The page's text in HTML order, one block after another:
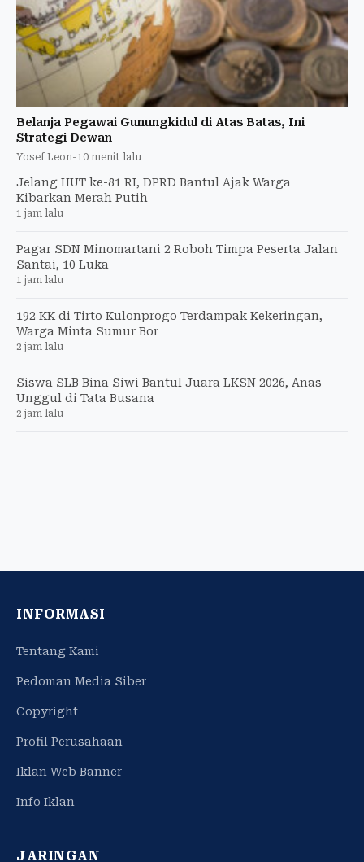
Belanja Pegawai Gunungkidul di Atas Batas, Ini
Strategi Dewan
Yosef Leon-10 menit lalu
Jelang HUT ke-81 RI, DPRD Bantul Ajak Warga
Kibarkan Merah Putih
1 jam lalu
Pagar SDN Minomartani 2 Roboh Timpa Peserta Jalan
Santai, 10 Luka
1 jam lalu
192 KK di Tirto Kulonprogo Terdampak Kekeringan,
Warga Minta Sumur Bor
2 jam lalu
Siswa SLB Bina Siwi Bantul Juara LKSN 2026, Anas
Unggul di Tata Busana
2 jam lalu
INFORMASI
Tentang Kami
Pedoman Media Siber
Copyright
Profil Perusahaan
Iklan Web Banner
Info Iklan
JARINGAN